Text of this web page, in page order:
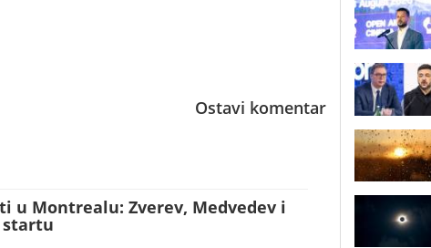
Ostavi komentar
u Montrealu: Zverev, Medvedev i
startu